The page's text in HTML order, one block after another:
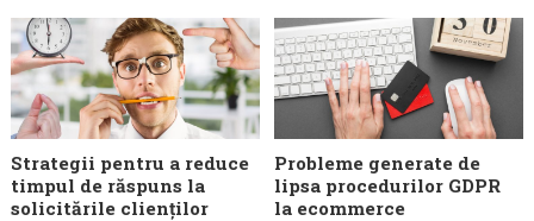
Strategii pentru a reduce
timpul de răspuns la
solicitările clienților
Probleme generate de
lipsa procedurilor GDPR
la ecommerce